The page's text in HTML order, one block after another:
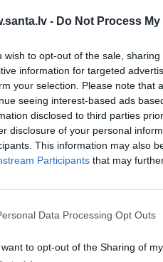
- Do Not Process
wish to opt-out of the sale,
information for targeted
your selection. Please note that
seeing interest-based ads
disclosed to third parties
disclosure of your personal
This information may also
Participants that may
Data Processing Opt Outs
want to opt-out of the Sharing of
WHATSAPP
daļa ir aizsargāts autortiesību
Vairāk lasišeit